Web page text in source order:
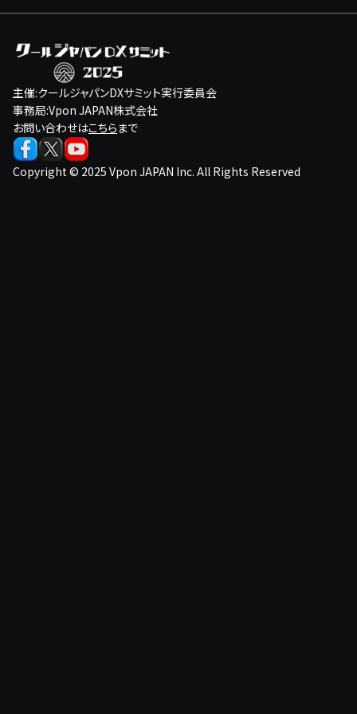
主催:クールジャパンDXサミット実行委員会
事務局:Vpon JAPAN株式会社
お問い合わせはこちらまで
Copyright © 2025 Vpon JAPAN Inc. All Rights Reserved